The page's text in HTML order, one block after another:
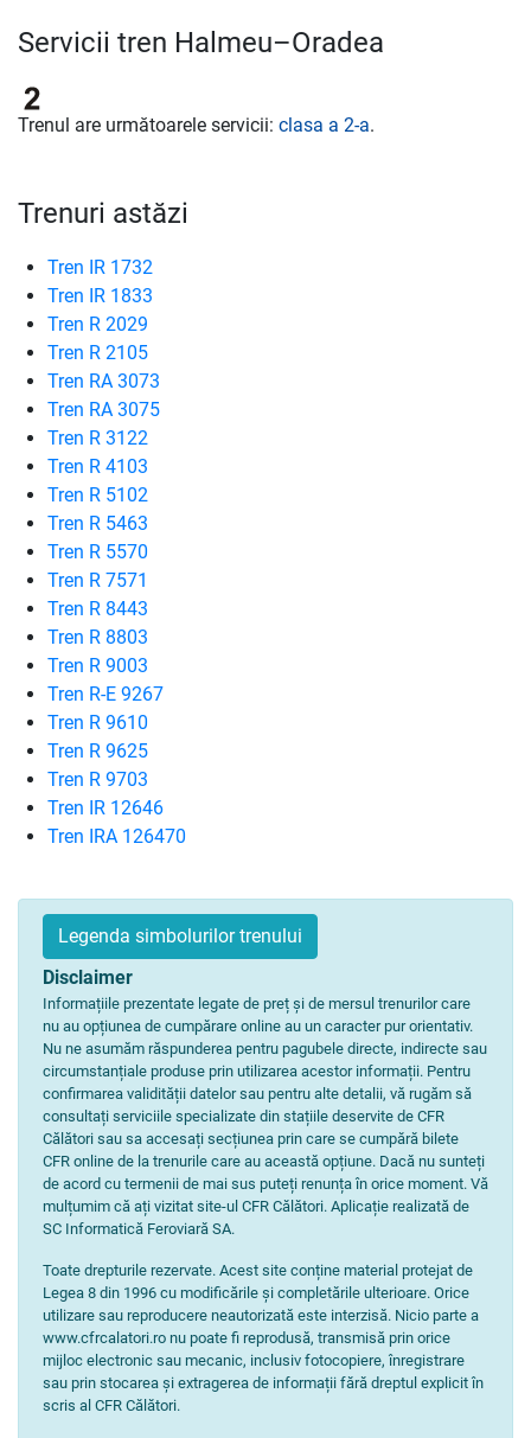
Servicii tren Halmeu–Oradea
Trenul are următoarele servicii: clasa a 2-a.
Trenuri astăzi
Tren IR 1732
Tren IR 1833
Tren R 2029
Tren R 2105
Tren RA 3073
Tren RA 3075
Tren R 3122
Tren R 4103
Tren R 5102
Tren R 5463
Tren R 5570
Tren R 7571
Tren R 8443
Tren R 8803
Tren R 9003
Tren R-E 9267
Tren R 9610
Tren R 9625
Tren R 9703
Tren IR 12646
Tren IRA 126470
Legenda simbolurilor trenului
Disclaimer
Informațiile prezentate legate de preț și de mersul trenurilor care
nu au opțiunea de cumpărare online au un caracter pur orientativ.
Nu ne asumăm răspunderea pentru pagubele directe, indirecte sau
circumstanțiale produse prin utilizarea acestor informații. Pentru
confirmarea validității datelor sau pentru alte detalii, vă rugăm să
consultați serviciile specializate din stațiile deservite de CFR
Călători sau sa accesați secțiunea prin care se cumpără bilete
CFR online de la trenurile care au această opțiune. Dacă nu sunteți
de acord cu termenii de mai sus puteți renunța în orice moment. Vă
mulțumim că ați vizitat site-ul CFR Călători. Aplicație realizată de
SC Informatică Feroviară SA.
Toate drepturile rezervate. Acest site conține material protejat de
Legea 8 din 1996 cu modificările și completările ulterioare. Orice
utilizare sau reproducere neautorizată este interzisă. Nicio parte a
www.cfrcalatori.ro nu poate fi reprodusă, transmisă prin orice
mijloc electronic sau mecanic, inclusiv fotocopiere, înregistrare
sau prin stocarea și extragerea de informații fără dreptul explicit în
scris al CFR Călători.